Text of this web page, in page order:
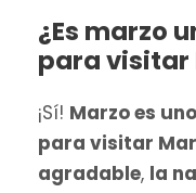
¿Es marzo
para visitar
¡Sí! Marzo es
para visitar
agradable, la